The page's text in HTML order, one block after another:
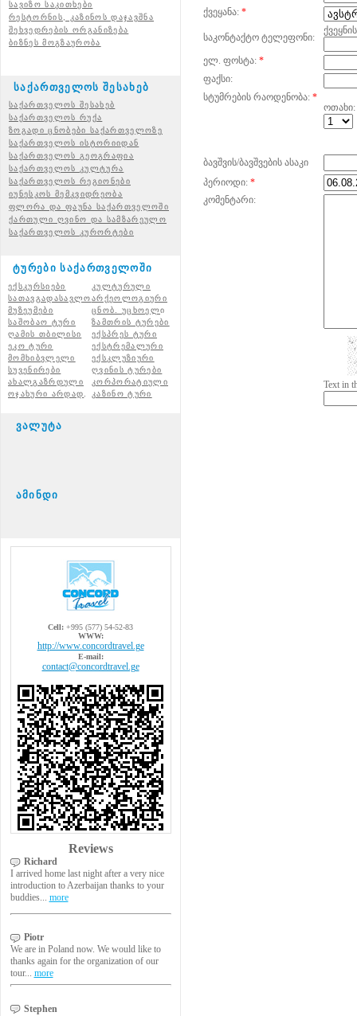
სავიზო საკითხები
რესტორნის, კაზინოს დაჯავშნა
შეხვედრების ორგანიზება
ბიზნეს მოგზაურობა
საქართველოს შესახებ
საქართველოს შესახებ
საქართველოს რუქა
ზოგადი ცნობები საქართველოზე
საქართველოს ისტორიიდან
საქართველოს გეოგრაფია
საქართველოს კულტურა
საქართველოს რეგიონები
იუნესკოს მემკვიდრეობა
ფლორა და ფაუნა საქართველოში
ქართული ღვინო და სამზარეულო
საქართველოს კურორტები
ტურები საქართველოში
ექსკურსიები
კულტურული
სათავგადასავლოარქეოლოგიური
მუზეუმები
ცნობ. უცხოელი
საშობაო ტური
ზამთრის ტურები
ღამის თბილისი
ექსპრეს ტური
ეკო ტური
ექსტრემალური
მომხიბვლელი
ექსკლუზიური
სუვენირები
ღვინის ტურები
ახალგაზრდული
კორპორატიული
ოჯახური არდად
კაზინო ტური
ვალუტა
ამინდი
Cell: +995 (577) 54-52-83
WWW:
http://www.concordtravel.ge
E-mail:
contact@concordtravel.ge
Reviews
Richard
I arrived home last night after a very nice
introduction to Azerbaijan thanks to your
buddies... more
Piotr
We are in Poland now. We would like to
thanks again for the organization of our
tour... more
Stephen
ქვეყანა: *
საკონტაქტო ტელეფონი:
ელ. ფოსტა: *
ფაქსი:
სტუმრების რაოდენობა: *
ოთახი:
ბავშვის/ბავშვების ასაკი
პერიოდი: *
კომენტარი:
Text in